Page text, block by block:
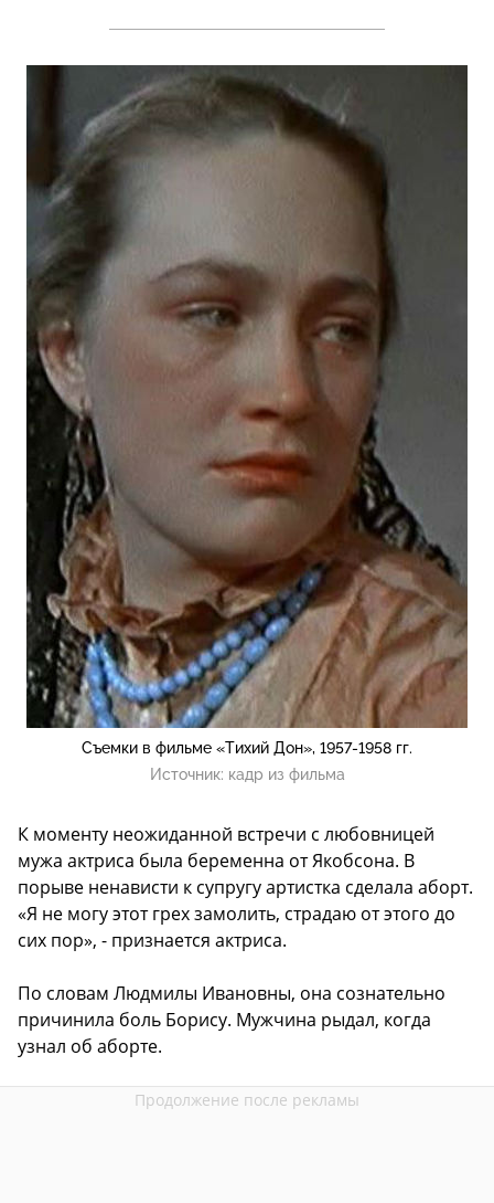
Съемки в фильме «Тихий Дон», 1957-1958 гг.
Источник: кадр из фильма
К моменту неожиданной встречи с любовницей
мужа актриса была беременна от Якобсона. В
порыве ненависти к супругу артистка сделала аборт.
«Я не могу этот грех замолить, страдаю от этого до
сих пор», - признается актриса.
По словам Людмилы Ивановны, она сознательно
причинила боль Борису. Мужчина рыдал, когда
узнал об аборте.